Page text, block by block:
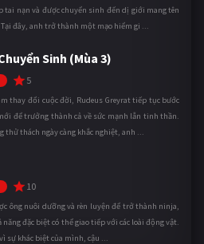
tai nạn và được chuyển sinh đến dị giới mang tên
Tại đây, anh trở thành một mạo hiểm gi ...
Sinh (Mùa 3)
5
thay đổi cuộc đời, Rudeus Greyrat tiếp tục bước
để trưởng thành cả về sức mạnh lẫn tinh thần.
thử thách ngày càng khắc nghiệt, anh ...
10
ông nuôi dưỡng và rèn luyện để trở thành ninja,
đặc biệt có thể giao tiếp với các loài động vật.
sự khác biệt của mình, cậu ...